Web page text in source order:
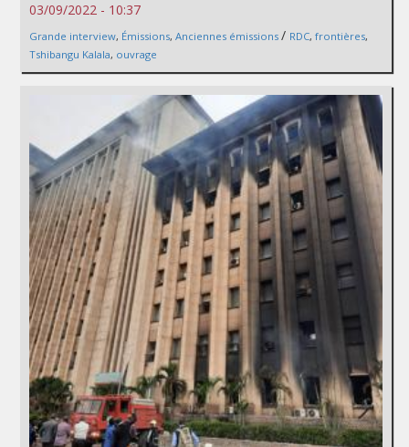
03/09/2022 - 10:37
Grande interview, Émissions, Anciennes émissions / RDC, frontières,
Tshibangu Kalala, ouvrage